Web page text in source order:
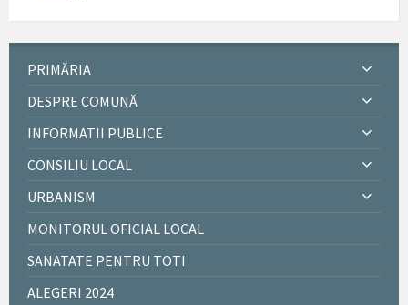
PRIMĂRIA
DESPRE COMUNĂ
INFORMATII PUBLICE
CONSILIU LOCAL
URBANISM
MONITORUL OFICIAL LOCAL
SANATATE PENTRU TOTI
ALEGERI 2024